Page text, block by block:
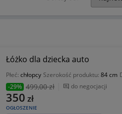
Łóżko dla dziecka auto
Płeć: chłopcy Szerokość produktu: 84 cm
-29% 499,00 zł do negocjacji
OGŁOSZENIE
350 zł